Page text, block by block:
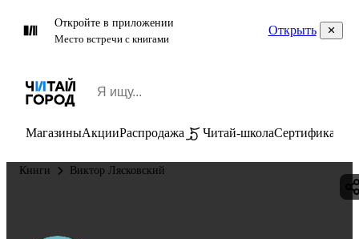
Откройте в приложении
Место встречи с книгами
Открыть
МагазиныАкцииРаспродажа Читай-школаСертификаты
Книги Виктор Лясковский